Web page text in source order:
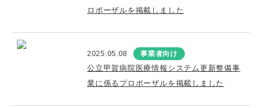
ロポーザルを掲載しました
2025.05.08 事業者向け
公立甲賀病院医療情報システム更新整備事
業に係るプロポーザルを掲載しました